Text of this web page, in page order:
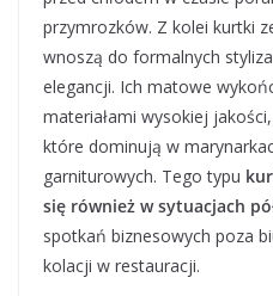
przymrozków. Z kolei kurtki
wnoszą do formalnych
elegancji. Ich matowe
materiałami wysokiej
które dominują w
garniturowych. Tego typu
się również w sytuacjach
spotkań biznesowych poza
kolacji w restauracji.